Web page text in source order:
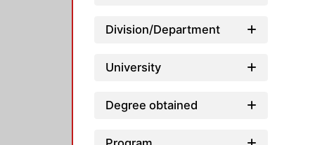
Division/Department
University
Degree obtained